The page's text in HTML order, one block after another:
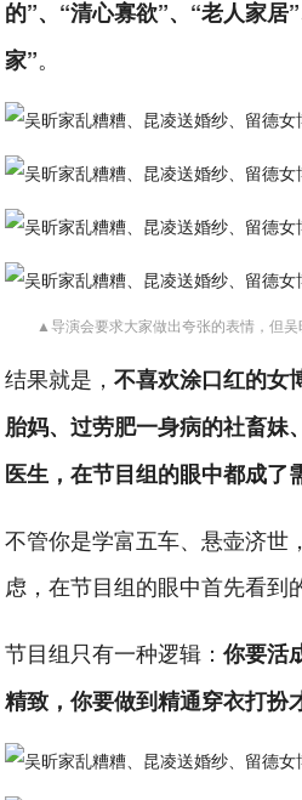
的”、“清心寡欲”、“老人家居
家”。
▲导演会要求大家做出夸张的表情，但
结果就是，不喜欢涂口红的女
胎妈、过劳肥一身病的社畜妹
医生，在节目组的眼中都成了
不管你是学富五车、悬壶济世
虑，在节目组的眼中首先看到
节目组只有一种逻辑：你要活
精致，你要做到精通穿衣打扮